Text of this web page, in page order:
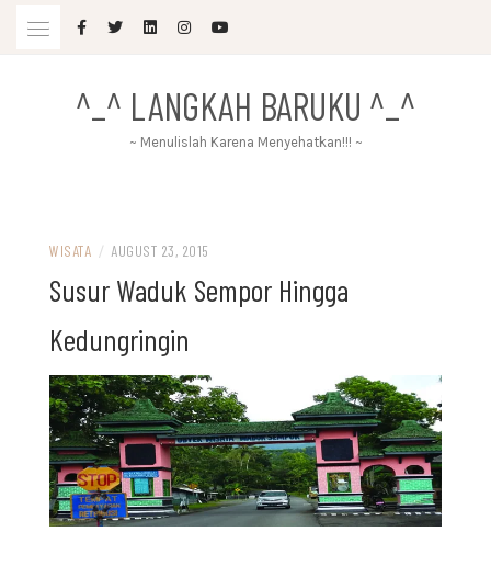
^_^ LANGKAH BARUKU ^_^
~ Menulislah Karena Menyehatkan!!! ~
WISATA / AUGUST 23, 2015
Susur Waduk Sempor Hingga
Kedungringin